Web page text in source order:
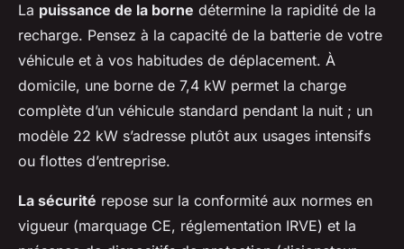
La puissance de la borne détermine la rapidité de la
recharge. Pensez à la capacité de la batterie de votre
véhicule et à vos habitudes de déplacement. À
domicile, une borne de 7,4 kW permet la charge
complète d’un véhicule standard pendant la nuit ; un
modèle 22 kW s’adresse plutôt aux usages intensifs
ou flottes d’entreprise.
La sécurité repose sur la conformité aux normes en
vigueur (marquage CE, réglementation IRVE) et la